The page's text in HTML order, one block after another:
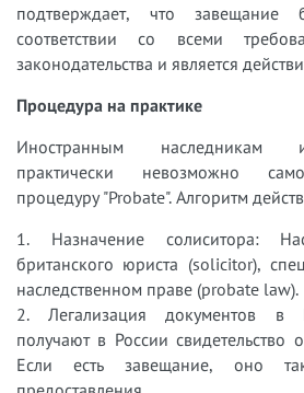
подтверждает, что завещание
соответствии со всеми
законодательства и является
Процедура на практике
Иностранным наследникам
практически невозможно
процедуру "Probate". Алгоритм
1. Назначение солиситора:
британского юриста (solicitor),
наследственном праве (probate law).
2. Легализация документов в
получают в России свидетельство
Если есть завещание, оно